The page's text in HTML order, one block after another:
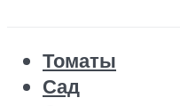
Томаты
Сад